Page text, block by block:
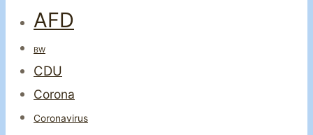
AFD
BW
CDU
Corona
Coronavirus